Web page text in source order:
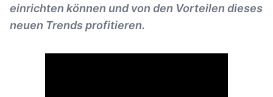
einrichten können und von den Vorteilen dieses
neuen Trends profitieren.